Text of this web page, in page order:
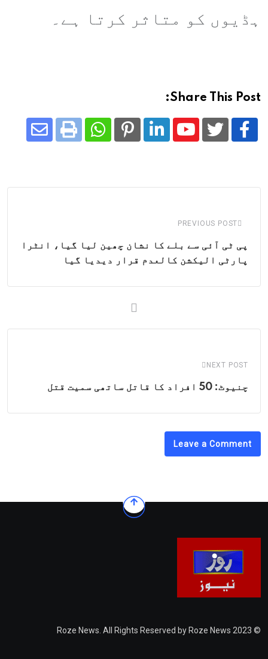
ہڈیوں کو متاثر کرتا ہے۔
Share This Post:
Youtube
LinkedIn
Pinterest
Whatsapp
Print
PREVIOUS POST
پی ٹی آئی سے بلے کا نشان چھین لیا گیا، انٹرا
پارٹی الیکشن کالعدم قرار دیدیا گیا
NEXT POST
چنیوٹ: 50 افراد کا قاتل ساتھی سمیت قتل
Leave a Comment
© 2023 Roze News. All Rights Reserved by Roze News